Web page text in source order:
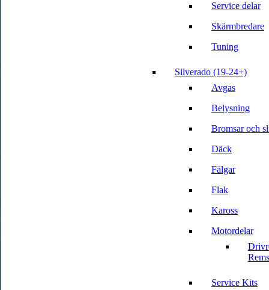
Service delar
Skärmbredare
Tuning
Silverado (19-24+)
Avgas
Belysning
Bromsar och
Däck
Fälgar
Flak
Kaross
Motordelar
Service Kits